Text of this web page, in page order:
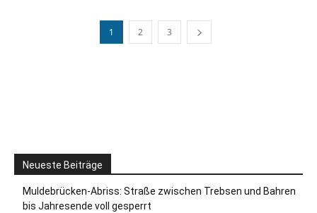
1 2 3
Neueste Beiträge
Muldebrücken-Abriss: Straße zwischen Trebsen und Bahren
bis Jahresende voll gesperrt